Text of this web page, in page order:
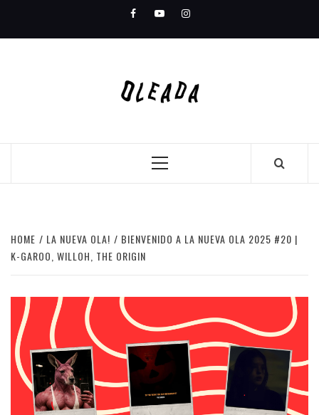
content
FacebookYoutubeInstagram
Primary
HOME LA NUEVA OLA!
BIENVENIDO A LA NUEVA OLA 2025 #20 |
K-GAROO, WILLOH, THE ORIGIN